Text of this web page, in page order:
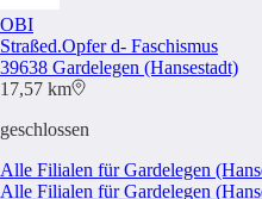
OBI
Straßed.Opfer d- Faschismus
39638 Gardelegen (Hansestadt)
17,57 km
geschlossen
Alle Filialen für Gardelegen
Alle Filialen für Gardelegen